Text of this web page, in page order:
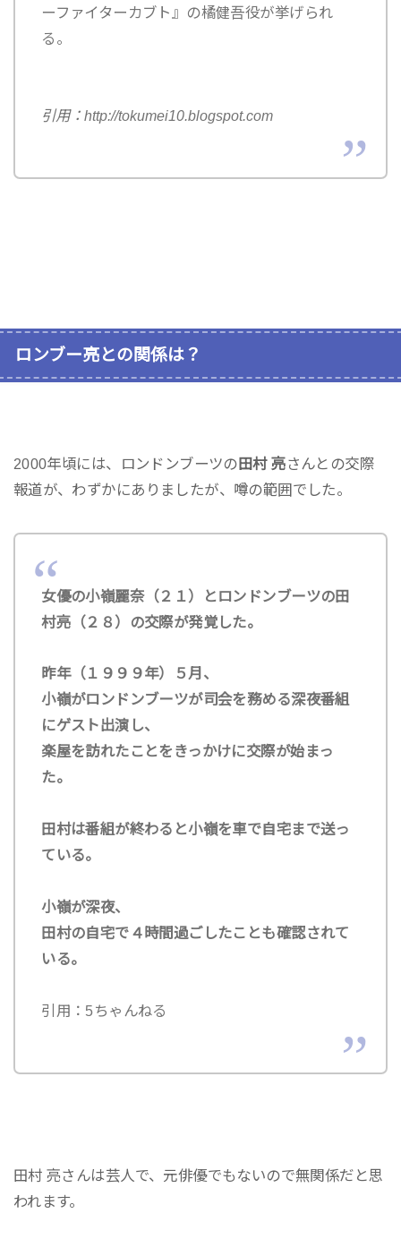
ーファイターカブト』の橘健吾役が挙げられ
る。
引用：http://tokumei10.blogspot.com
ロンブー亮との関係は？
2000年頃には、ロンドンブーツの 田村 亮さんとの交際
報道が、わずかにありましたが、噂の範囲でした。
女優の小嶺麗奈（２１）とロンドンブーツの田
村亮（２８）の交際が発覚した。
昨年（１９９９年）５月、
小嶺がロンドンブーツが司会を務める深夜番組
にゲスト出演し、
楽屋を訪れたことをきっかけに交際が始まっ
た。
田村は番組が終わると小嶺を車で自宅まで送っ
ている。
小嶺が深夜、
田村の自宅で４時間過ごしたことも確認されて
いる。
引用：5ちゃんねる
田村 亮さんは芸人で、元俳優でもないので無関係だと思
われます。